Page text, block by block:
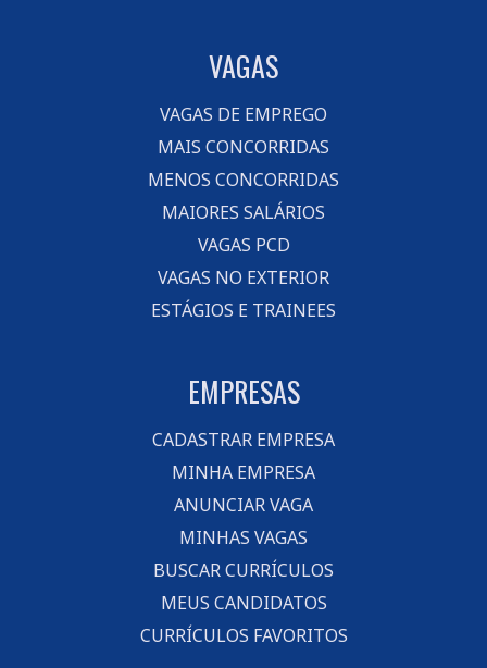
VAGAS
VAGAS DE EMPREGO
MAIS CONCORRIDAS
MENOS CONCORRIDAS
MAIORES SALÁRIOS
VAGAS PCD
VAGAS NO EXTERIOR
ESTÁGIOS E TRAINEES
EMPRESAS
CADASTRAR EMPRESA
MINHA EMPRESA
ANUNCIAR VAGA
MINHAS VAGAS
BUSCAR CURRÍCULOS
MEUS CANDIDATOS
CURRÍCULOS FAVORITOS